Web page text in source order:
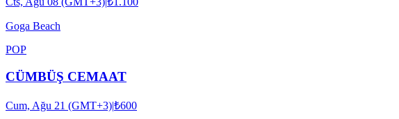
Goga Beach
POP
CÜMBÜŞ CEMAAT
Cum, Ağu 21 (GMT+3)|₺600